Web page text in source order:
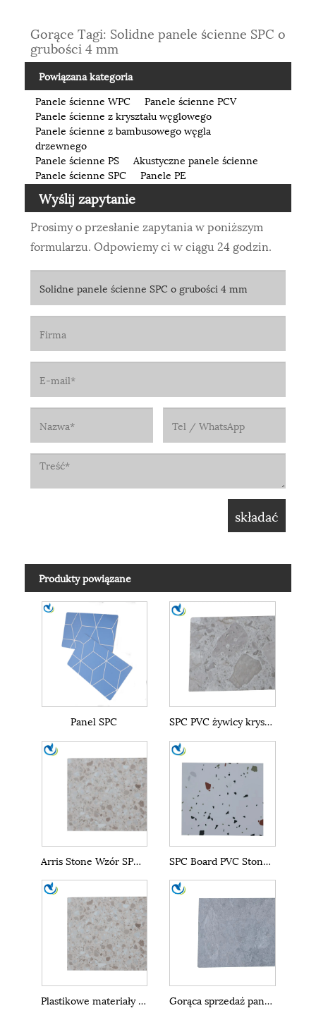
Gorące Tagi: Solidne panele ścienne SPC o
grubości 4 mm
Powiązana kategoria
Panele ścienne WPC
Panele ścienne PCV
Panele ścienne z kryształu węglowego
Panele ścienne z bambusowego węgla
drzewnego
Panele ścienne PS
Akustyczne panele ścienne
Panele ścienne SPC
Panele PE
Wyślij zapytanie
Prosimy o przesłanie zapytania w poniższym
formularzu. Odpowiemy ci w ciągu 24 godzin.
Produkty powiązane
Panel SPC SPC PVC żywicy kryształowe panele ścienne
Arris Stone Wzór SPC Panelu ścienne marmurowy arkusz SPC Board PVC Stone proszkowy panelu ścianowy materiał budowlany
Plastikowe materiały do ​​dekoracji wnętrz Panele ścienne SPC Gorąca sprzedaż paneli ściennych SPC do dekoracji wnętrz